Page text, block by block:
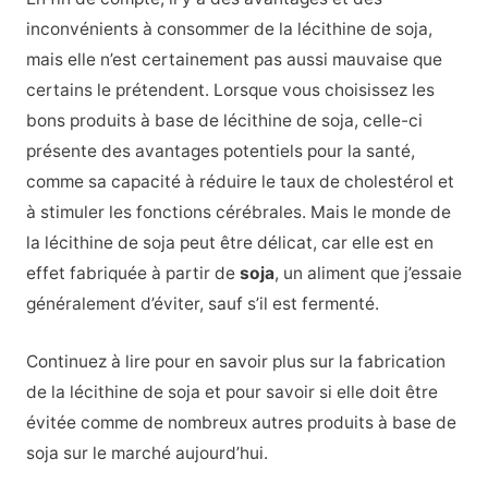
inconvénients à consommer de la lécithine de soja,
mais elle n’est certainement pas aussi mauvaise que
certains le prétendent. Lorsque vous choisissez les
bons produits à base de lécithine de soja, celle-ci
présente des avantages potentiels pour la santé,
comme sa capacité à réduire le taux de cholestérol et
à stimuler les fonctions cérébrales. Mais le monde de
la lécithine de soja peut être délicat, car elle est en
effet fabriquée à partir de soja, un aliment que j’essaie
généralement d’éviter, sauf s’il est fermenté.
Continuez à lire pour en savoir plus sur la fabrication
de la lécithine de soja et pour savoir si elle doit être
évitée comme de nombreux autres produits à base de
soja sur le marché aujourd’hui.